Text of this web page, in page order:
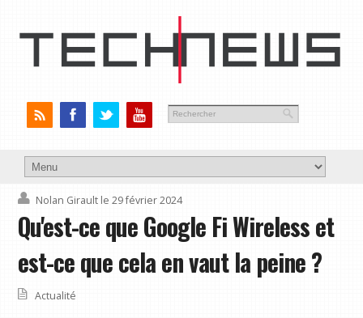
Nolan Girault le 29 février 2024
Qu'est-ce que Google Fi Wireless et
est-ce que cela en vaut la peine ?
Actualité